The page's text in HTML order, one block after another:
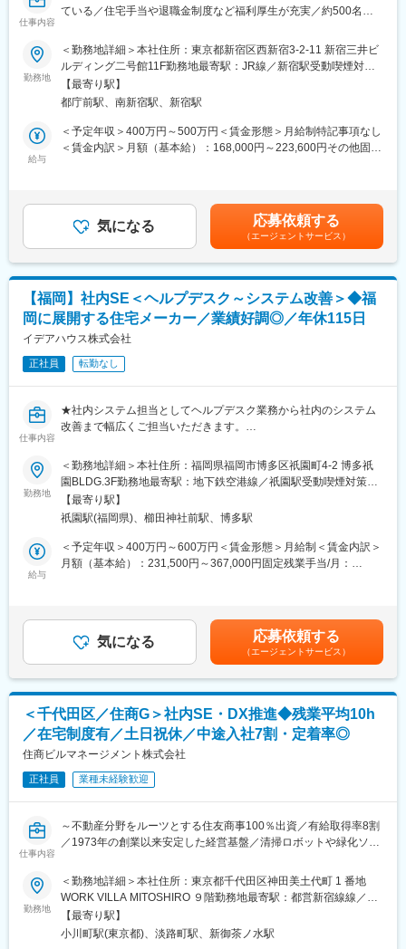
■働く環境について：
残業月20h程度、年休123日（＋計画年休5日）・土日祝休み、有
男女ともに産休育休実績も多数あり、定着率は90%以上となって
います。 ※レオパレス本体離職率：7.5%
残業削減・業務負担軽減の為、Web契約の推進などIT化を進めて
おり、経産省が定める「DX認定業者」として認められています。
■当社について：
◎売上高4000億円超・従業員約4000名規模の東証プライム上場企
◎「健康経営優良法人」に9年連続で認定
◎厚生労働大臣より「プラチナくるみん」に認定
◎ハタラクエール（福利厚生表彰・認証制度）にて「福利厚生推
進法人」に3年連続で認証
◎東京都「心のバリアフリー」好事例企業に認定
■魅力ポイント：
・2期連続のベースアップ実施！
・全社平均時間外労働時間：16.4h
・レオパレス本体離職率：7.5%
変更の範囲：会社の定める業務
仕事内容
ている／住宅手当や退職金制度など福利厚生が充実／約500名規
■担当業務：
社内ヘルプデスクとして、主に社内メンバーのフォロー・サポー
ト業務に携わっていただきます。
【主な業務内容】
・社内システムの運用・保守
・クラウドサービスの導入支援、活用推進
社内ヘルプデスクの一員として、円滑に従業員が業務遂行できる
PCが動かなくなった、システムの使用方法がわからないなどの従
業員が困った際のトラブル対応から業務を行っていきますが、ゆ
くゆくは従業員の業務効率化のために、よくある問い合わせにお
答えしていく際に生成AIを活用し応えていくことと、生成AIの活
用促進も行って頂くポジションです。システム面以外でも事業を
支える人材として活躍できます。
【魅力】
社内で生じる課題解決から、入っていただき、ゆくゆくは新しい
え、解決へと導くことが求められます。
情報収集、ベンダー選定、企画・提案、折衝、投資効果検証とい
った社内SEに必須の経験・スキルをヘルプデスクから入り、経験
を積み上げながら、成長できる環境があります。
■開発環境
言語：JavaScript PHP VBScript VBA
「住友林業ホームサービス」は不動産の売買仲介をはじめ、不動
産のトータルサービスを行なっています。当社の母体は、日本国
土の約８００分の１におよぶ広大な社有林を有し、山林経営から
木材建材の製造・流通、住宅供給までを一貫して手がける住友林
業株式会社です。
■働き方：
ON/OFFのメリハリをつけて働く完全週休2日制で、加えてノー残
業デーや、21時のPC強制シャットダウン、有給休暇消化を奨励す
変更の範囲：会社の定める業務
勤務地
＜勤務地詳細＞本社住所：東京都新宿区西新宿3-2-11 新宿三井ビ
ルディング二号館11F勤務地最寄駅：JR線／新宿駅受動喫煙対
策：屋内全面禁煙変更の範囲：無
【最寄り駅】
都庁前駅、南新宿駅、新宿駅
給与
＜予定年収＞400万円～500万円＜賃金形態＞月給制特記事項なし
＜賃金内訳＞月額（基本給）：168,000円～223,600円その他固定
＞有＜残業手当＞有＜給与補足＞■賞与／年2回(6月／12月)、年1
回(4月)賃金はあくまでも目安の金額であり、選考を通じて上下す
る可能性があります。月給(月額)は固定手当を含めた表記です。
気になる 応募依頼する
（エージェントサービス）
【福岡】社内SE＜ヘルプデスク～システム改善＞◆福
岡に展開する住宅メーカー／業績好調◎／年休115日
イデアハウス株式会社
正社員 転勤なし
仕事内容
★社内システム担当としてヘルプデスク業務から社内のシステム
改善まで幅広くご担当いただきます。
ェアやチャット、業務アプリなど、連携や効率を加速させるツー
ルを積極採用しています。さらなる改善提案をしていただける方
を募集しています。
■募集背景：
イデアハウスは「100ideasで全国へ羽ばたく100億企業へ」を
2030年長期ビジョンとして掲げており、社内のシステム改善や効
しませんか？
ます。
■業務詳細：
・社内ネットワークの管理・整備
・PCセットアップ、PCトラブルのフォロー
・社内オペレーション業務の効率化
※上記の他、SNS管理・運用、広告掲載管理などの業務も行ってい
ただきたいと考えております。
※社内システムの改善については他部署からの情報を吸い上げ、開
発ベンダーとの打ち合わせを重ねていただき社内システムの改善
■働きやすさ：
働きやすさへの取り組みを充実させています。無人内見システム
や開放的なオフィス空間、フリーデスク、自動昇降式デスクな
勤務地
＜勤務地詳細＞本社住所：福岡県福岡市博多区祇園町4-2 博多祇
園BLDG.3F勤務地最寄駅：地下鉄空港線／祇園駅受動喫煙対策：
屋内全面禁煙変更の範囲：会社の定める事業所
【最寄り駅】
祇園駅(福岡県)、櫛田神社前駅、博多駅
給与
＜予定年収＞400万円～600万円＜賃金形態＞月給制＜賃金内訳＞
月額（基本給）：231,500円～367,000円固定残業手当/月：
給：年1回■賞与実績：年2回賃金はあくまでも目安の金額であ
り、選考を通じて上下する可能性があります。月給(月額)は固定手
当を含めた表記です。
気になる 応募依頼する
（エージェントサービス）
＜千代田区／住商G＞社内SE・DX推進◆残業平均10h
／在宅制度有／土日祝休／中途入社7割・定着率◎
住商ビルマネージメント株式会社
正社員 業種未経験歓迎
仕事内容
～不動産分野をルーツとする住友商事100％出資／有給取得率8割
／1973年の創業以来安定した経営基盤／清掃ロボットや緑化ソリ
■募集背景
DX化促進なども含め、社内IT関係の強化のため人員増加を目指し
ての募集となります。
勤務地
＜勤務地詳細＞本社住所：東京都千代田区神田美土代町 1 番地
WORK VILLA MITOSHIRO ９階勤務地最寄駅：都営新宿線線／小
川町駅受動喫煙対策：敷地内喫煙可能場所あり変更の範囲：会社
の定める事業所
【最寄り駅】
小川町駅(東京都)、淡路町駅、新御茶ノ水駅